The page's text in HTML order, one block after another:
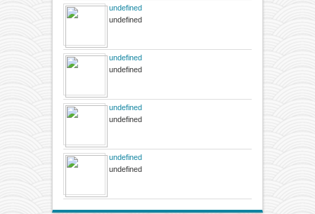
undefined
undefined
undefined
undefined
undefined
undefined
undefined
undefined